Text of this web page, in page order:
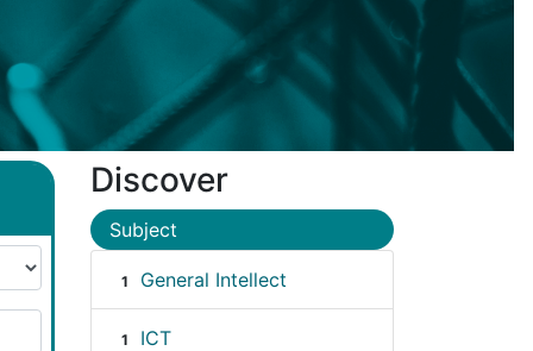
Discover
Subject
1 General Intellect
1 ICT